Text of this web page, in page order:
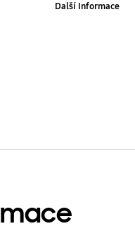
Další Informace